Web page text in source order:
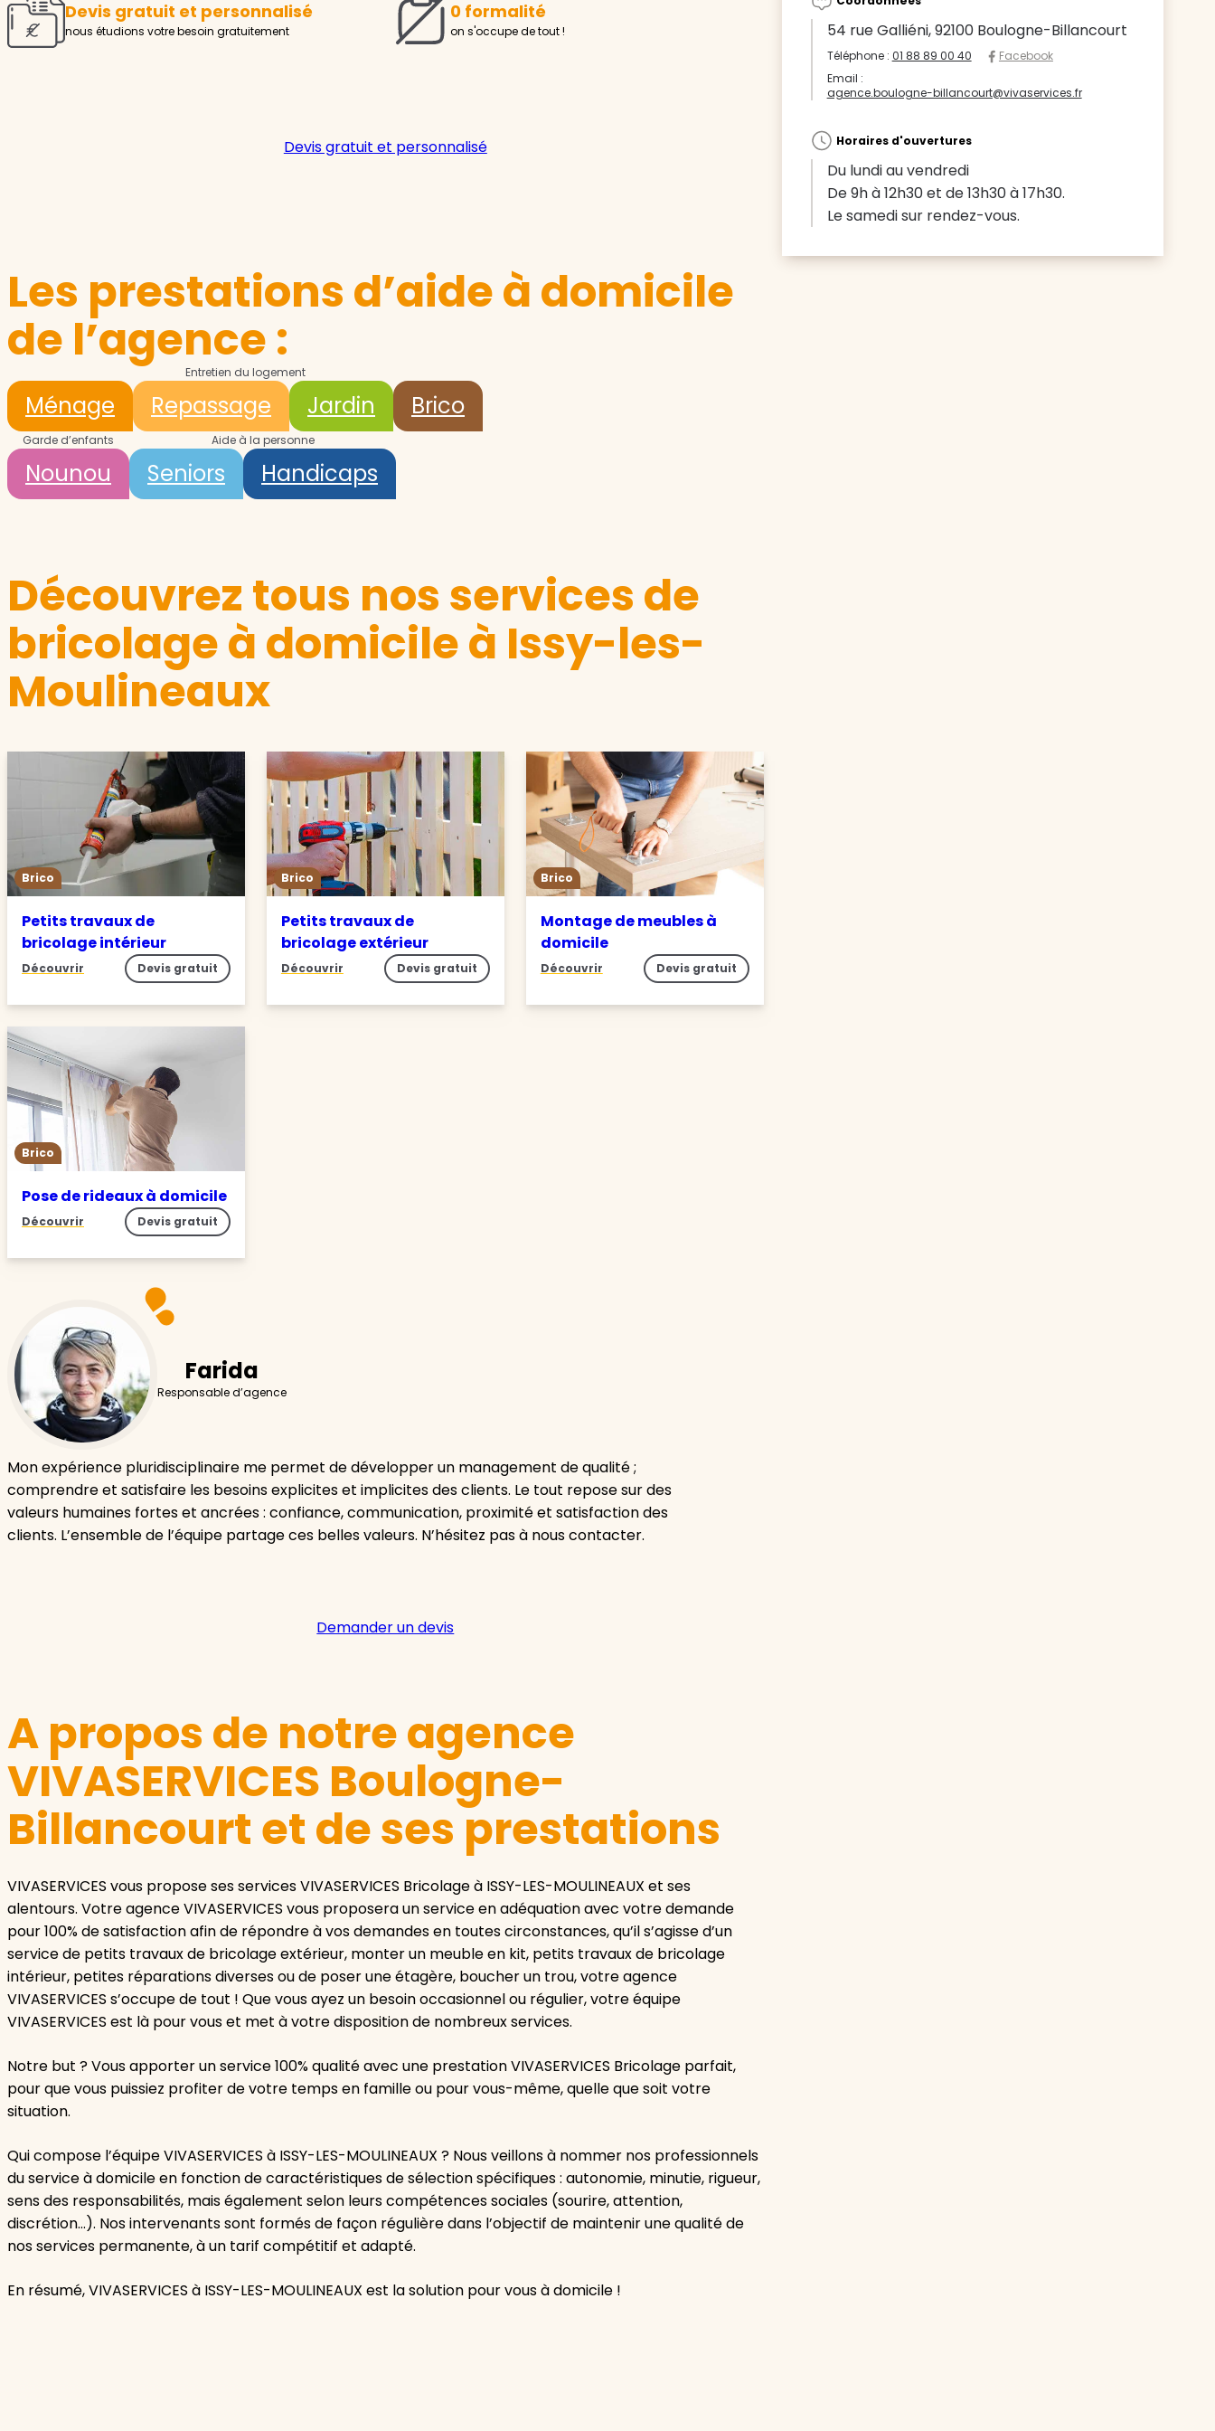
Devis gratuit et personnalisé
nous étudions votre besoin gratuitement
0 formalité
on s'occupe de tout !
Devis gratuit et personnalisé
Les prestations d’aide à domicile
de l’agence :
Entretien du logement
Ménage Repassage Jardin Brico
Garde d’enfants
Nounou
Aide à la personne
Seniors Handicaps
Découvrez tous nos services de
bricolage à domicile à Issy-les-
Moulineaux
Brico
Petits travaux de
bricolage intérieur
Découvrir Devis gratuit
Brico
Petits travaux de
bricolage extérieur
Découvrir Devis gratuit
Brico
Montage de meubles à
domicile
Découvrir Devis gratuit
Brico
Pose de rideaux à domicile
Découvrir Devis gratuit
Farida
Responsable d’agence
Mon expérience pluridisciplinaire me permet de développer un management de qualité ;
comprendre et satisfaire les besoins explicites et implicites des clients. Le tout repose sur des
valeurs humaines fortes et ancrées : confiance, communication, proximité et satisfaction des
clients. L’ensemble de l’équipe partage ces belles valeurs. N’hésitez pas à nous contacter.
Demander un devis
A propos de notre agence
VIVASERVICES Boulogne-
Billancourt et de ses prestations
VIVASERVICES vous propose ses services VIVASERVICES Bricolage à ISSY-LES-MOULINEAUX et ses
alentours. Votre agence VIVASERVICES vous proposera un service en adéquation avec votre demande
pour 100% de satisfaction afin de répondre à vos demandes en toutes circonstances, qu’il s’agisse d’un
service de petits travaux de bricolage extérieur, monter un meuble en kit, petits travaux de bricolage
intérieur, petites réparations diverses ou de poser une étagère, boucher un trou, votre agence
VIVASERVICES s’occupe de tout ! Que vous ayez un besoin occasionnel ou régulier, votre équipe
VIVASERVICES est là pour vous et met à votre disposition de nombreux services.
Notre but ? Vous apporter un service 100% qualité avec une prestation VIVASERVICES Bricolage parfait,
pour que vous puissiez profiter de votre temps en famille ou pour vous-même, quelle que soit votre
situation.
Qui compose l’équipe VIVASERVICES à ISSY-LES-MOULINEAUX ? Nous veillons à nommer nos professionnels
du service à domicile en fonction de caractéristiques de sélection spécifiques : autonomie, minutie, rigueur,
sens des responsabilités, mais également selon leurs compétences sociales (sourire, attention,
discrétion…). Nos intervenants sont formés de façon régulière dans l’objectif de maintenir une qualité de
nos services permanente, à un tarif compétitif et adapté.
En résumé, VIVASERVICES à ISSY-LES-MOULINEAUX est la solution pour vous à domicile !
54 rue Galliéni, 92100 Boulogne-Billancourt
Téléphone : 01 88 89 00 40
Facebook
Email :
agence.boulogne-billancourt@vivaservices.fr
Horaires d'ouvertures
Du lundi au vendredi
De 9h à 12h30 et de 13h30 à 17h30.
Le samedi sur rendez-vous.